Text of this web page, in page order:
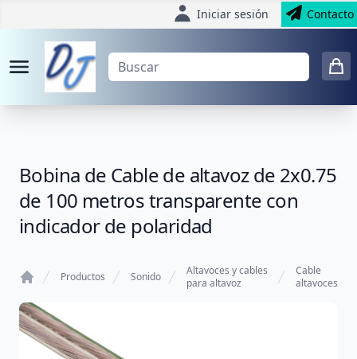
Iniciar sesión Contacto
Bobina de Cable de altavoz de 2x0.75
de 100 metros transparente con
indicador de polaridad
Productos Sonido
Altavoces y cables
para altavoz
Cable
altavoces